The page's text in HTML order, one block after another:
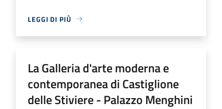
LEGGI DI PIÙ
La Galleria d'arte moderna e
contemporanea di Castiglione
delle Stiviere - Palazzo Menghini